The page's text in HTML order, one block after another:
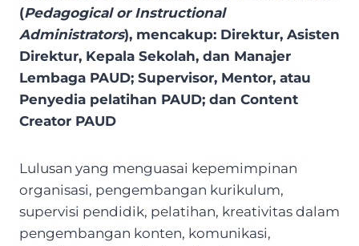
(Pedagogical or Instructional
Administrators), mencakup: Direktur, Asisten
Direktur, Kepala Sekolah, dan Manajer
Lembaga PAUD; Supervisor, Mentor, atau
Penyedia pelatihan PAUD; dan Content
Creator PAUD
Lulusan yang menguasai kepemimpinan
organisasi, pengembangan kurikulum,
supervisi pendidik, pelatihan, kreativitas dalam
pengembangan konten, komunikasi,